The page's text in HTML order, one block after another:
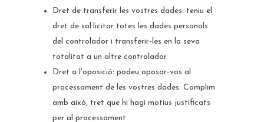
Dret de transferir les vostres dades: teniu el
dret de sol·licitar totes les dades personals
del controlador i transferir-les en la seva
totalitat a un altre controlador.
Dret a l'oposició: podeu oposar-vos al
processament de les vostres dades. Complim
amb això, tret que hi hagi motius justificats
per al processament.